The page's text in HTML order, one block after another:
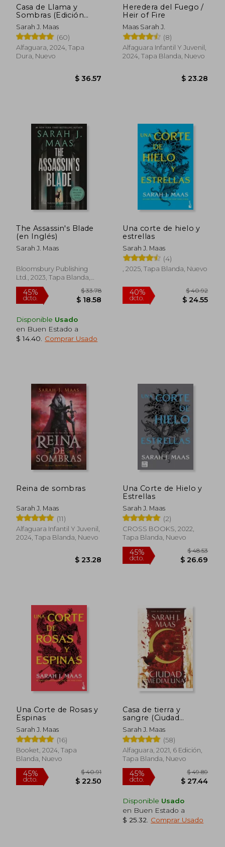
Casa de Llama y
Sombras (Edición
Especial) Ciudad
Medialuna
Sarah J. Maas
(60)
Alfaguara, 2024, Tapa
Dura, Nuevo
Heredera del Fuego /
Heir of Fire
Maas Sarah J.
(8)
Alfaguara Infantil Y Juvenil,
2024, Tapa Blanda, Nuevo
The Assassin's Blade
(en Inglés)
Sarah J. Maas
Bloomsbury Publishing
Ltd., 2023, Tapa Blanda,
Nuevo
Disponible Usado
en Buen Estado a
$ 14.40
Comprar Usado
Una corte de hielo y
estrellas
Sarah J. Maas
(4)
, 2025, Tapa Blanda, Nuevo
Reina de sombras
Sarah J. Maas
(11)
Alfaguara Infantil Y Juvenil,
2024, Tapa Blanda, Nuevo
Una Corte de Hielo y
Estrellas
Sarah J. Maas
(2)
CROSS BOOKS, 2022,
Tapa Blanda, Nuevo
Una Corte de Rosas y
Espinas
Sarah J. Maas
(16)
Booket, 2024, Tapa
Blanda, Nuevo
Casa de tierra y
sangre (Ciudad
Medialuna 1)
Sarah J. Maas
(58)
Alfaguara, 2021, 6 Edición,
Tapa Blanda, Nuevo
Disponible Usado
en Buen Estado a
$ 25.32
Comprar Usado